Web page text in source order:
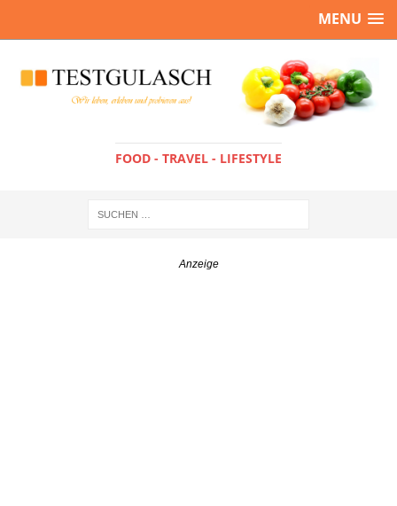
MENU
FOOD - TRAVEL - LIFESTYLE